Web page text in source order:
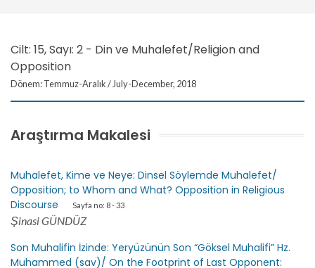
Cilt: 15, Sayı: 2 - Din ve Muhalefet/Religion and
Opposition
Dönem: Temmuz-Aralık / July-December, 2018
Araştırma Makalesi
Muhalefet, Kime ve Neye: Dinsel Söylemde Muhalefet/
Opposition; to Whom and What? Opposition in Religious
Discourse
Sayfa no: 8 - 33
Şinasi GÜNDÜZ
Son Muhalifin İzinde: Yeryüzünün Son “Göksel Muhalifi” Hz.
Muhammed (sav)/ On the Footprint of Last Opponent: